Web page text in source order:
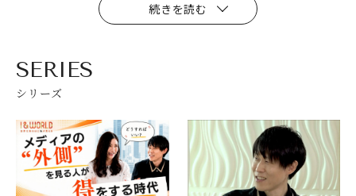
続きを読む
SERIES
シリーズ